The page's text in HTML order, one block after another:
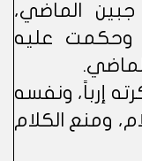
الماضي،
وحكمت عليه
إرباً، ونفسه
ومنع الكلام